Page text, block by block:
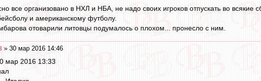
все организовано в НХЛ и НБА, не надо своих игроков отпускать во
и американскому футболу.
отоварили литовцы подумалось о плохом... пронесло с ним.
» 30 мар 2016 14:46
мар 2016 13:33